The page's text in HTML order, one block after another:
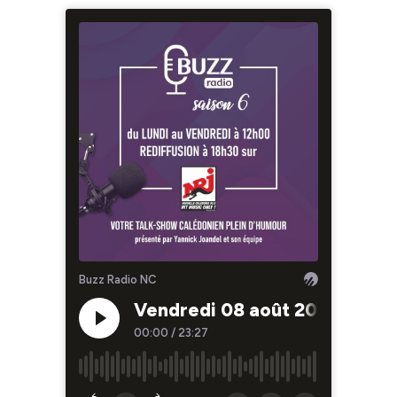
Buzz Radio NC
Vendredi 08 août 2025
00:00 / 23:27